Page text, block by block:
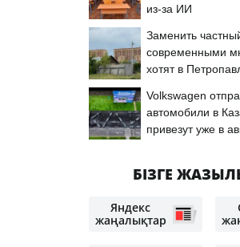
из-за ИИ
Заменить
современными
хотят в
Volkswagen
автомобили в
привезут уже в
БІЗГЕ
Яндекс
жаңалықтар